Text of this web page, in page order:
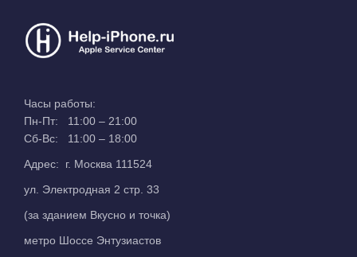
Часы работы:
Пн-Пт: 11:00 – 21:00
Сб-Вс: 11:00 – 18:00
Адрес: г. Москва 111524
ул. Электродная 2 стр. 33
(за зданием Вкусно и точка)
метро Шоссе Энтузиастов